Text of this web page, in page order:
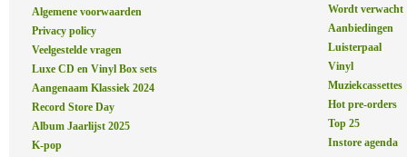
Algemene voorwaarden
Privacy policy
Veelgestelde vragen
Luxe CD en Vinyl Box sets
Aangenaam Klassiek 2024
Record Store Day
Album Jaarlijst 2025
K-pop
Wordt verwacht
Aanbiedingen
Luisterpaal
Vinyl
Muziekcassettes
Hot pre-orders
Top 25
Instore agenda